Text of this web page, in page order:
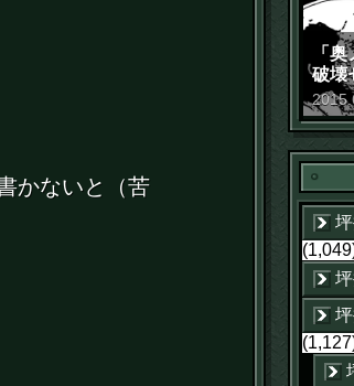
かないと（苦
「
破壊
景動
2015.